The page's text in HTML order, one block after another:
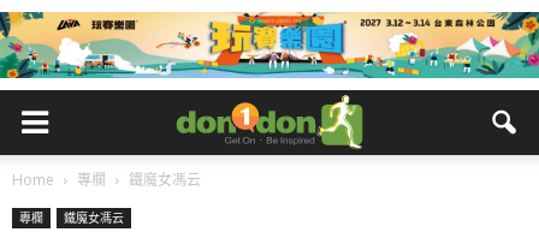
Home 專欄 鐵魔女馮云
專欄 鐵魔女馮云